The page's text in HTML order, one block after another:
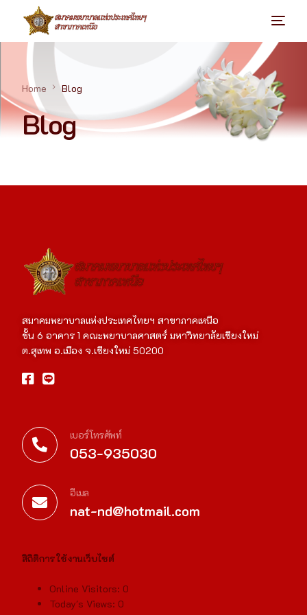
Home Blog
Blog
สมาคมพยาบาลแห่งประเทศไทยฯ สาขาภาคเหนือ
ชั้น 6 อาคาร 1 คณะพยาบาลศาสตร์ มหาวิทยาลัยเชียงใหม่
ต.สุเทพ อ.เมือง จ.เชียงใหม่ 50200
เบอร์โทรศัพท์
053-935030
อีเมล
nat-nd@hotmail.com
สิถิติการใช้งานเว็บไซต์
Online Visitors: 0
Today's Views: 0